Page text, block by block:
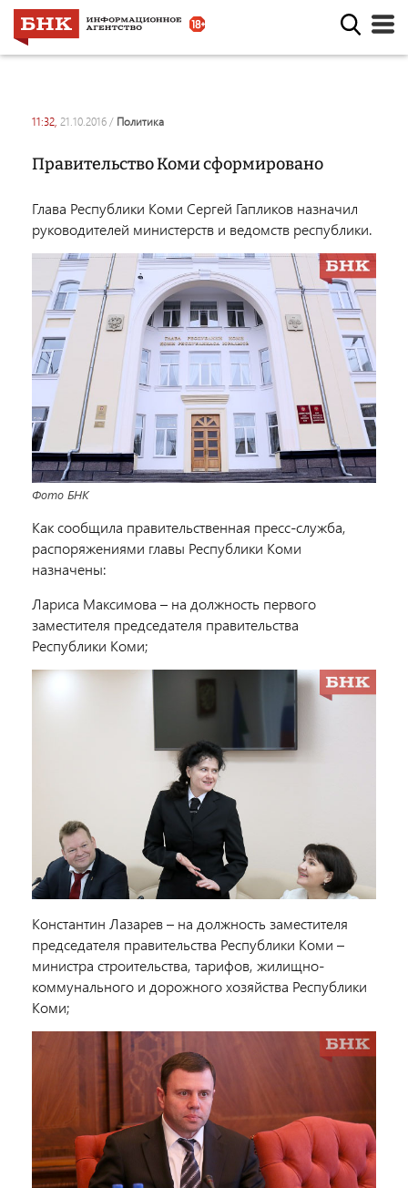
11:32, 21.10.2016 / политика
Правительство Коми сформировано
Глава Республики Коми Сергей Гапликов назначил
руководителей министерств и ведомств республики.
Фото БНК
Как сообщила правительственная пресс-служба,
распоряжениями главы Республики Коми
назначены:
Лариса Максимова – на должность первого
заместителя председателя правительства
Республики Коми;
Константин Лазарев – на должность заместителя
председателя правительства Республики Коми –
министра строительства, тарифов, жилищно-
коммунального и дорожного хозяйства Республики
Коми;